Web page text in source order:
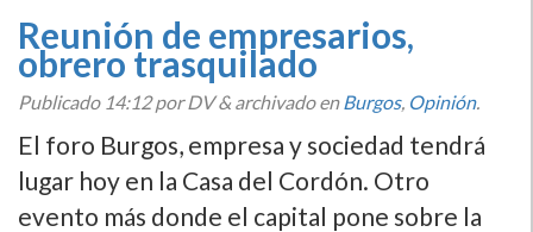
Reunión de empresarios,
obrero trasquilado
Publicado 14:12por DV&archivado enBurgos, Opinión.
El foro Burgos, empresa y sociedad tendrá
lugar hoy en la Casa del Cordón. Otro
evento más donde el capital pone sobre la